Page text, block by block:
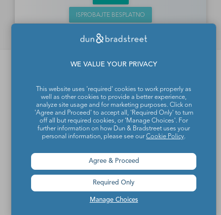
ISPROBAJTE BESPLATNO
WE VALUE YOUR PRIVACY
This website uses 'required' cookies to work properly as
well as other cookies to provide a better experience,
analyze site usage and for marketing purposes. Click on
'Agree and Proceed' to accept all, 'Required Only' to turn
off all but required cookies, or 'Manage Choices'. For
further information on how Dun & Bradstreet uses your
personal information, please see ourCookie Policy.
Manage Choices
Agree & Proceed
Required Only
O nama
Proizvodi i rešenja
Više informacija